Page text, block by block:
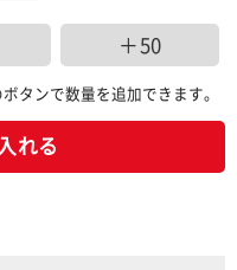
＋50
タンで数量を追加できます。
れる